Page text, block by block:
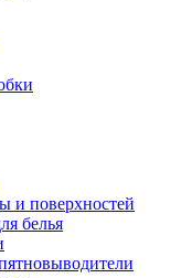
и поверхностей
белья